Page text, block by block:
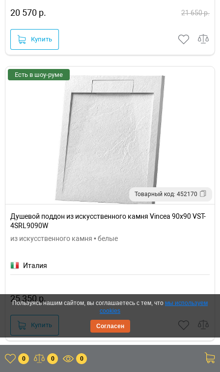
20 570 р. 21 650 р.
Купить
Есть в шоу-руме
Товарный код: 452170
Душевой поддон из искусственного камня Vincea 90х90 VST-
4SRL9090W
из искусственного камня • белые
Италия
25 350 р.
Купить
Акция + еще акции
0 0 0
Пользуясь нашим сайтом, вы соглашаетесь с тем, что мы используем
cookies
Согласен